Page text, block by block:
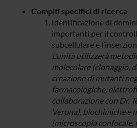
Compiti specifici di ricerca
Identificazione di
importanti per il
subcellulare e
L’unità utilizzerà
molecolare (clonaggio,
creazione di mutanti
farmacologiche,
collaborazione con Dr.
Verona), biochimiche e
(microscopia confocale,